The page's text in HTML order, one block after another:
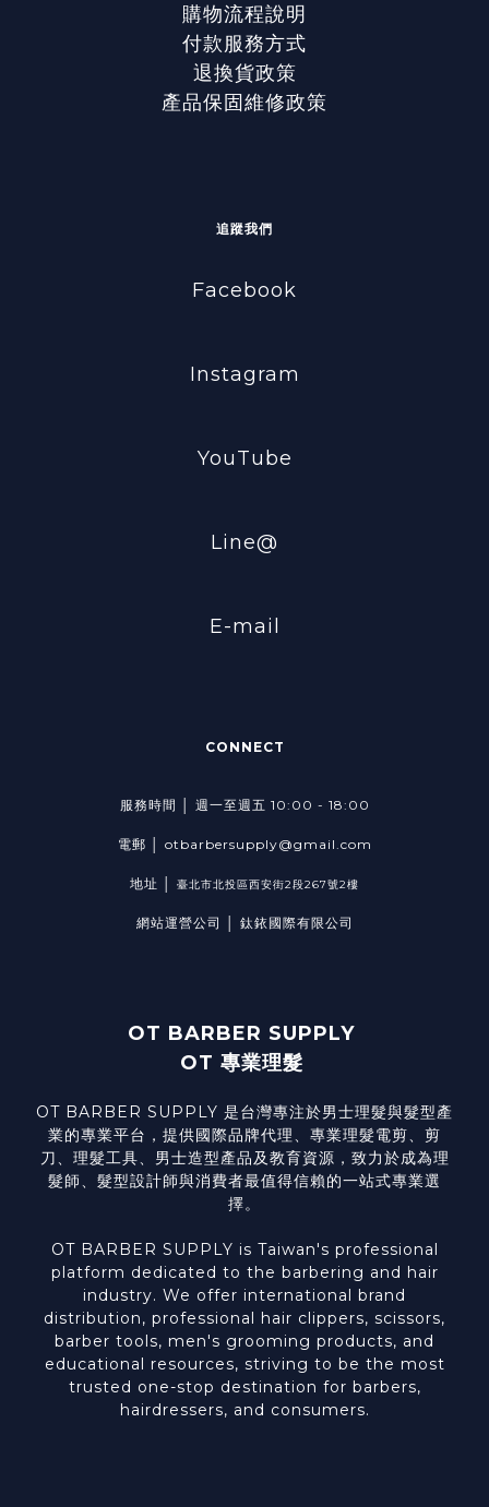
購物流程說明
付款服務方式
退換貨政策
產品保固維修政策
追蹤我們
Facebook
Instagram
YouTube
Line@
E-mail
CONNECT
服務時間 │ 週一至週五 10:00 - 18:00
電郵 │ otbarbersupply@gmail.com
地址 │ 臺北市北投區西安街2段267號2樓
網站運營公司 │ 鈦銥國際有限公司
OT BARBER SUPPLY
OT 專業理髮
OT BARBER SUPPLY 是台灣專注於男士理髮與髮型產
業的專業平台，提供國際品牌代理、專業理髮電剪、剪
刀、理髮工具、男士造型產品及教育資源，致力於成為理
髮師、髮型設計師與消費者最值得信賴的一站式專業選
擇。
OT BARBER SUPPLY is Taiwan's professional
platform dedicated to the barbering and hair
industry. We offer international brand
distribution, professional hair clippers, scissors,
barber tools, men's grooming products, and
educational resources, striving to be the most
trusted one-stop destination for barbers,
hairdressers, and consumers.